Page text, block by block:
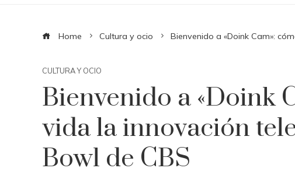
Home Cultura y ocio Bienvenido a «Doink Cam»:
CULTURA Y OCIO
Bienvenido a «Doink
vida la innovación
Bowl de CBS